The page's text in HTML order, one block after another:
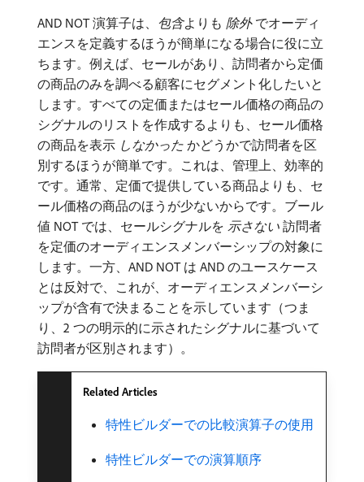
AND NOT 演算子は、 包含​よりも​ 除外​でオーディ
エンスを定義するほうが簡単になる場合に役に立
ちます。例えば、セールがあり、訪問者から定価
の商品のみを調べる顧客にセグメント化したいと
します。すべての定価またはセール価格の商品の
シグナルのリストを作成するよりも、セール価格
の商品を表示​ しなかった ​かどうかで訪問者を区
別するほうが簡単です。これは、管理上、効率的
です。通常、定価で提供している商品よりも、セ
ール価格の商品のほうが少ないからです。ブール
値 NOT では、セールシグナルを​ 示さない ​訪問者
を定価のオーディエンスメンバーシップの対象に
します。一方、AND NOT は AND のユースケース
とは反対で、これが、オーディエンスメンバーシ
ップが含有で決まることを示しています（つま
り、2 つの明示的に示されたシグナルに基づいて
訪問者が区別されます）。
Related Articles
特性ビルダーでの比較演算子の使用
特性ビルダーでの演算順序